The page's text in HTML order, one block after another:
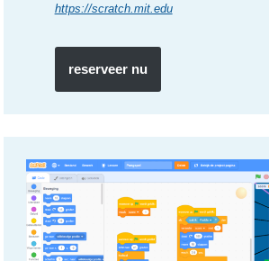
https://scratch.mit.edu
reserveer nu